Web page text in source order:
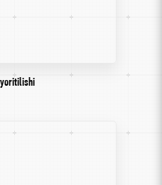
yoritilishi